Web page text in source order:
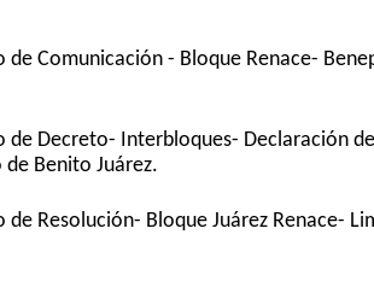
Comunicación - Bloque Renace-
Decreto- Interbloques- Declaración
Benito Juárez.
Resolución- Bloque Juárez Renace-